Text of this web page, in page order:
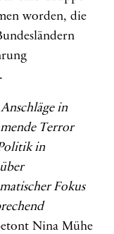
worden, die
in
Terror
in
Fokus
Nina Mühe